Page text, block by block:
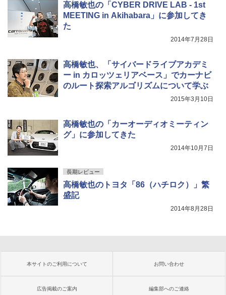
高橋敏也の「CYBER DRIVE LAB - 1st
MEETING in Akihabara」に参加してき
た
2014年7月28日
高橋敏也、「サイバードライブアカデミ
ー in カロッツェリアベース」でカーナビ
のルート探索アルゴリズムについて学ぶ
2015年3月10日
高橋敏也の「カーオーディオミーティン
グ」に参加してきた
2014年10月7日
長期レビュー
高橋敏也のトヨタ「86（ハチロク）」繁
盛記
2014年8月28日
本サイトのご利用について お問い合わせ
広告掲載のご案内 編集部へのご連絡